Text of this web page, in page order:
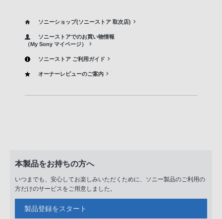
ソニーショップ(ソニーストア 取次店)
ソニーストアでのお買い物情報
（My Sony マイページ）
ソニーストア ご利用ガイド
オーナーレビューのご案内
本製品をお持ちの方へ
いつまでも、安心してお楽しみいただくために、ソニー製品のご利用の
方だけのサービスをご用意しました。
製品登録をスタート